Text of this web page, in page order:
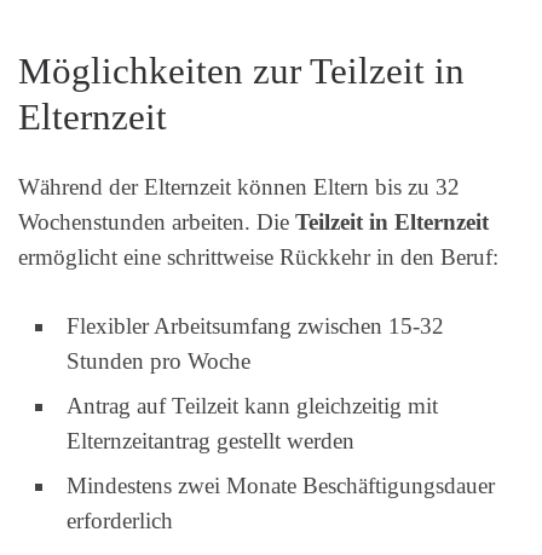
Möglichkeiten zur Teilzeit in
Elternzeit
Während der Elternzeit können Eltern bis zu 32
Wochenstunden arbeiten. Die Teilzeit in Elternzeit
ermöglicht eine schrittweise Rückkehr in den Beruf:
Flexibler Arbeitsumfang zwischen 15-32
Stunden pro Woche
Antrag auf Teilzeit kann gleichzeitig mit
Elternzeitantrag gestellt werden
Mindestens zwei Monate Beschäftigungsdauer
erforderlich